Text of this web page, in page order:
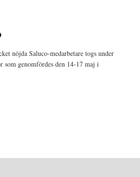
nöjda Saluco-medarbetare togs under
som genomfördes den 14-17 maj i